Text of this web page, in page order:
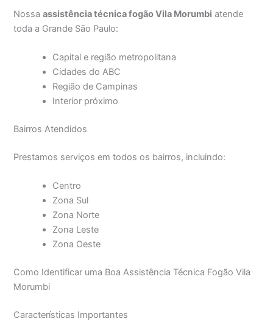
Nossaassistência técnica fogão Vila Morumbi atende
toda a Grande São Paulo:
Capital e região metropolitana
Cidades do ABC
Região de Campinas
Interior próximo
Bairros Atendidos
Prestamos serviços em todos os bairros, incluindo:
Centro
Zona Sul
Zona Norte
Zona Leste
Zona Oeste
Como Identificar uma Boa Assistência Técnica Fogão Vila
Morumbi
Características Importantes